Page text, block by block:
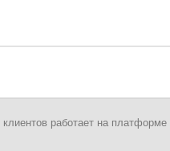
работает на платформе